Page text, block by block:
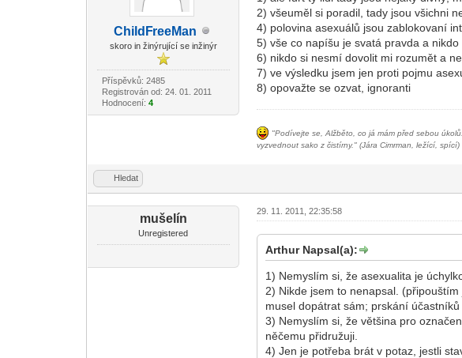
ChildFreeMan
skoro in žinýrující se inžinýr
Příspěvků: 2485
Registrován od: 24. 01. 2011
Hodnocení: 4
2) všeuměl si poradil, tady jsou všichni
4) polovina asexuálů jsou zablokovaní
5) vše co napíšu je svatá pravda a
6) nikdo si nesmí dovolit mi rozumět a
7) ve výsledku jsem jen proti pojmu
8) opovažte se ozvat, ignoranti
"Podívejte se, Alžběto, co já mám před sebou
vyzvednout sako z čistírny." (Jára Cimrman, ležící, spící)
Hledat
mušelín
Unregistered
29. 11. 2011, 22:35:58
Arthur Napsal(a):
1) Nemyslím si, že asexualita je
2) Nikde jsem to nenapsal.
musel dopátrat sám; prskání
3) Nemyslím si, že většina pro
něčemu přidružuji.
4) Jen je potřeba brát v potaz, jestli